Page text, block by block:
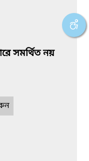
সমর্থিত নয়